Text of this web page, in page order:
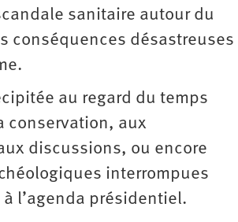
sanitaire autour du
conséquences désastreuses
au regard du temps
conservation, aux
discussions, ou encore
interrompues
l’agenda présidentiel.